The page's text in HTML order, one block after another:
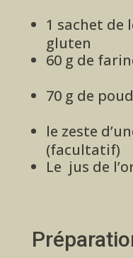
1 sachet de
gluten
60 g de
70 g de
le zeste
(facultatif)
Le jus de